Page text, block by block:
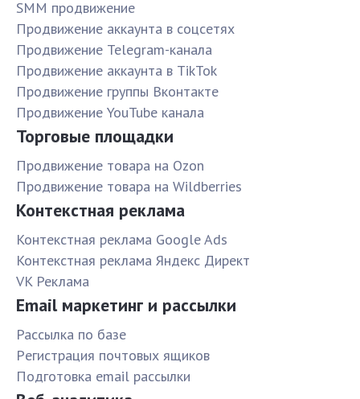
SMM продвижение
Продвижение аккаунта в соцсетях
Продвижение Telegram-канала
Продвижение аккаунта в TikTok
Продвижение группы Вконтакте
Продвижение YouTube канала
Торговые площадки
Продвижение товара на Ozon
Продвижение товара на Wildberries
Контекстная реклама
Контекстная реклама Google Ads
Контекстная реклама Яндекс Директ
VK Реклама
Email маркетинг и рассылки
Рассылка по базе
Pегистрация почтовых ящиков
Подготовка email рассылки